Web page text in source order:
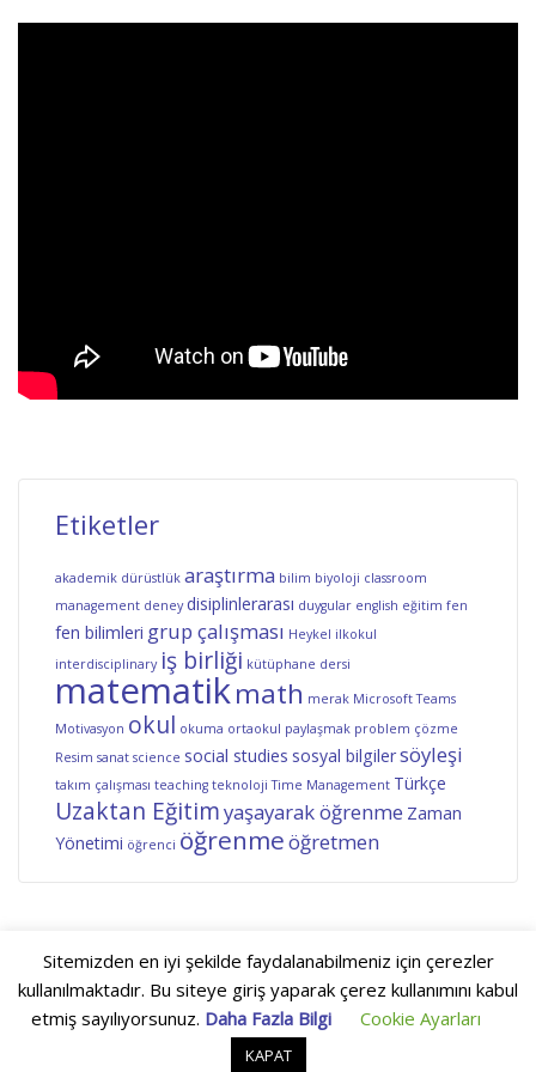
Etiketler
akademik dürüstlük araştırma bilim biyoloji classroom
management deney disiplinlerarası duygular english eğitim fen
fen bilimleri grup çalışması Heykel ilkokul
interdisciplinary iş birliği kütüphane dersi
matematikmath merak Microsoft Teams
Motivasyon okul okuma ortaokul paylaşmak problem çözme
Resim sanat science social studies sosyal bilgilersöyleşi
takım çalışması teaching teknoloji Time Management Türkçe
Uzaktan Eğitimyaşayarak öğrenme Zaman
Yönetimi öğrenci öğrenmeöğretmen
© 2018 OgrenimKanali.Com | Web Tasarım:
Hakkımızda Çerez Politikası
Yayın İlkeleri
Bize Ulaşın
Sitemizden en iyi şekilde faydalanabilmeniz için çerezler
kullanılmaktadır. Bu siteye giriş yaparak çerez kullanımını kabul
etmiş sayılıyorsunuz. Daha Fazla Bilgi Cookie Ayarları
KAPAT